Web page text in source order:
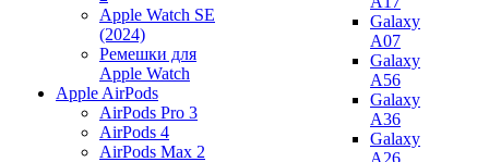
Apple Watch SE
(2024)
Ремешки для
Apple Watch
Apple AirPods
AirPods Pro 3
AirPods 4
AirPods Max 2
Galaxy
A07
Galaxy
A56
Galaxy
A36
Galaxy
A26